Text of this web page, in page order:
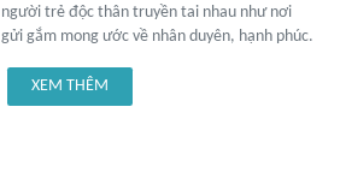
người trẻ độc thân truyền tai nhau như nơi
gửi gắm mong ước về nhân duyên, hạnh phúc.
XEM THÊM